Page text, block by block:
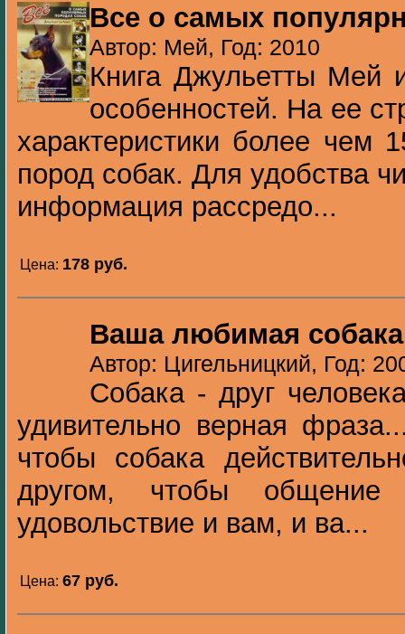
Все о самых
Автор: Мей, Год: 2010
Книга Джульетты Мей
особенностей. На ее
характеристики более чем
пород собак. Для удобства
информация рассредо...
Цена: 178 pуб.
Ваша любимая собака
Автор: Цигельницкий, Год:
Собака - друг
удивительно верная
чтобы собака
другом, чтобы
удовольствие и вам, и ва...
Цена: 67 pуб.